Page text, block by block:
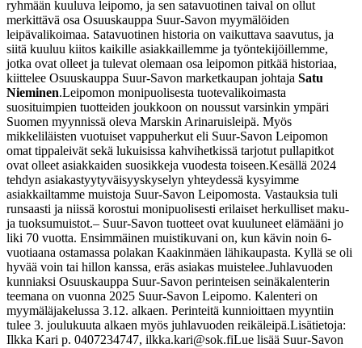
ryhmään kuuluva leipomo, ja sen satavuotinen taival on ollut
merkittävä osa Osuuskauppa Suur-Savon myymälöiden
leipävalikoimaa. Satavuotinen historia on vaikuttava saavutus, ja
siitä kuuluu kiitos kaikille asiakkaillemme ja työntekijöillemme,
jotka ovat olleet ja tulevat olemaan osa leipomon pitkää historiaa,
kiittelee Osuuskauppa Suur-Savon marketkaupan johtaja Satu
Nieminen.Leipomon monipuolisesta tuotevalikoimasta
suosituimpien tuotteiden joukkoon on noussut varsinkin ympäri
Suomen myynnissä oleva Marskin Arinaruisleipä. Myös
mikkeliläisten vuotuiset vappuherkut eli Suur-Savon Leipomon
omat tippaleivät sekä lukuisissa kahvihetkissä tarjotut pullapitkot
ovat olleet asiakkaiden suosikkeja vuodesta toiseen.Kesällä 2024
tehdyn asiakastyytyväisyyskyselyn yhteydessä kysyimme
asiakkailtamme muistoja Suur-Savon Leipomosta. Vastauksia tuli
runsaasti ja niissä korostui monipuolisesti erilaiset herkulliset maku-
ja tuoksumuistot.– Suur-Savon tuotteet ovat kuuluneet elämääni jo
liki 70 vuotta. Ensimmäinen muistikuvani on, kun kävin noin 6-
vuotiaana ostamassa polakan Kaakinmäen lähikaupasta. Kyllä se oli
hyvää voin tai hillon kanssa, eräs asiakas muistelee.Juhlavuoden
kunniaksi Osuuskauppa Suur-Savon perinteisen seinäkalenterin
teemana on vuonna 2025 Suur-Savon Leipomo. Kalenteri on
myymäläjakelussa 3.12. alkaen. Perinteitä kunnioittaen myyntiin
tulee 3. joulukuuta alkaen myös juhlavuoden reikäleipä.Lisätietoja:
Ilkka Kari p. 0407234747, ilkka.kari@sok.fiLue lisää Suur-Savon